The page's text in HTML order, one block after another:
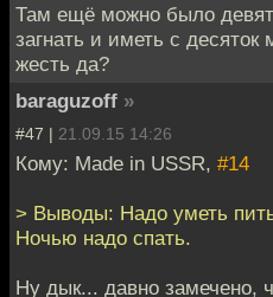
Там ещё можно было
загнать и иметь с десяток
жесть да?
baraguzoff »
#47 | 21.09.15 14:26
Кому: Made in USSR, #14
> Выводы: Надо уметь
Ночью надо спать.
Ну дык... давно замечено,